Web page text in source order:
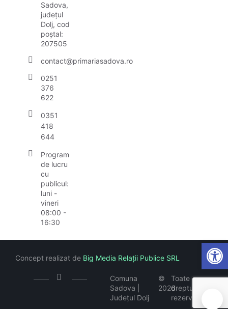
Sadova,
județul
Dolj, cod
poștal:
207505
contact@primariasadova.ro
0251
376
622
0351
418
644
Program
de lucru
cu
publicul:
luni -
vineri
08:00 -
16:30
Comuna
Sadova |
Județul Dolj
©
2026
Toate
drepturile
rezervate
Concept realizat de Big Media Relații Publice SRL